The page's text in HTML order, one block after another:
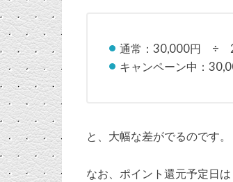
通常：30,000円 ÷
キャンペーン中：
と、大幅な差がでるのです。
なお、ポイント還元予定日は